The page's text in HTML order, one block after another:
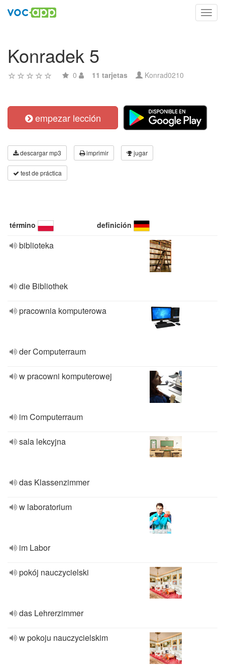
Konradek 5
0 11 tarjetas Konrad0210
empezar lección
descargar mp3 imprimir jugar
test de práctica
término definición
biblioteka
die Bibliothek
pracownia komputerowa
der Computerraum
w pracowni komputerowej
im Computerraum
sala lekcyjna
das Klassenzimmer
w laboratorium
im Labor
pokój nauczycielski
das Lehrerzimmer
w pokoju nauczycielskim